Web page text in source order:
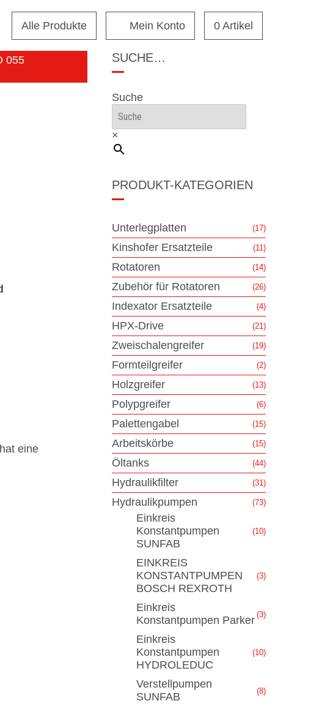
Alle Produkte Mein Konto 0 Artikel
055
eine
SUCHE…
Suche
×
PRODUKT-KATEGORIEN
Unterlegplatten (17)
Kinshofer Ersatzteile (11)
Rotatoren (14)
Zubehör für Rotatoren (26)
Indexator Ersatzteile (4)
HPX-Drive (21)
Zweischalengreifer (19)
Formteilgreifer (2)
Holzgreifer (13)
Polypgreifer (6)
Palettengabel (15)
Arbeitskörbe (15)
Öltanks (44)
Hydraulikfilter (31)
Hydraulikpumpen (73)
Einkreis
Konstantpumpen
SUNFAB
(10)
EINKREIS
KONSTANTPUMPEN
BOSCH REXROTH
(3)
Einkreis
Konstantpumpen Parker (3)
Einkreis
Konstantpumpen
HYDROLEDUC
(10)
Verstellpumpen
SUNFAB
(8)